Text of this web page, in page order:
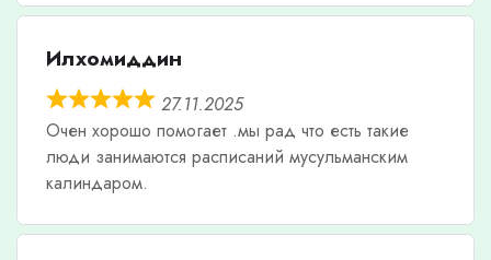
Илхомиддин
27.11.2025
Очен хорошо помогает .мы рад что есть такие
люди занимаются расписаний мусульманским
калиндаром.